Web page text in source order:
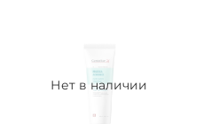
Нет в наличии